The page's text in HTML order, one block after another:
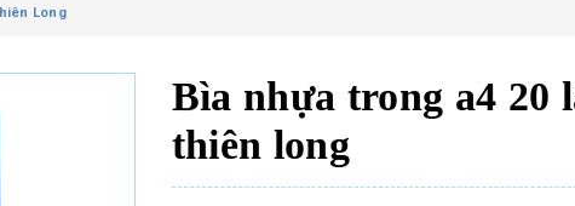
Long
Bìa nhựa trong a4 20
thiên long